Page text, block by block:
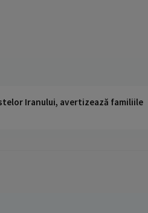
Iranului, avertizează familiile